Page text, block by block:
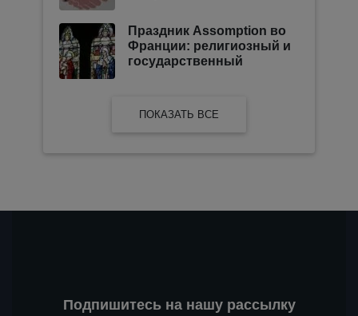
Праздник Assomption во
Франции: религиозный и
государственный
ПОКАЗАТЬ ВСЕ
Подпишитесь на нашу рассылку